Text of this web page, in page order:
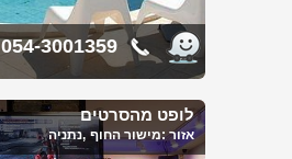
054-3001359
לופט מהסרטים
אזור :מישור החוף ,נתניה